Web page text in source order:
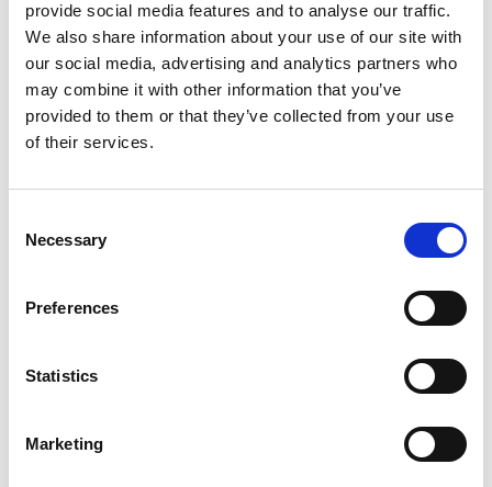
provide social media features and to analyse our traffic.
We also share information about your use of our site with
our social media, advertising and analytics partners who
may combine it with other information that you’ve
provided to them or that they’ve collected from your use
of their services.
Selection
Necessary
Preferences
Statistics
Marketing
Många boenden erbjuder service såsom matsäck,
matkasse för kvällen samt bagagetransport för att
förenkla och förgylla din vandringsupplevelse. Läs
vidare på respektive boendes sida samt uppge
önskemålet vid bokning.
Vill ni hellre tälta under er vistelse på det blommande
område och består av 18 naturreservat finns det vid
Här kan ni läsa mer om vad som gäller vid tältning på